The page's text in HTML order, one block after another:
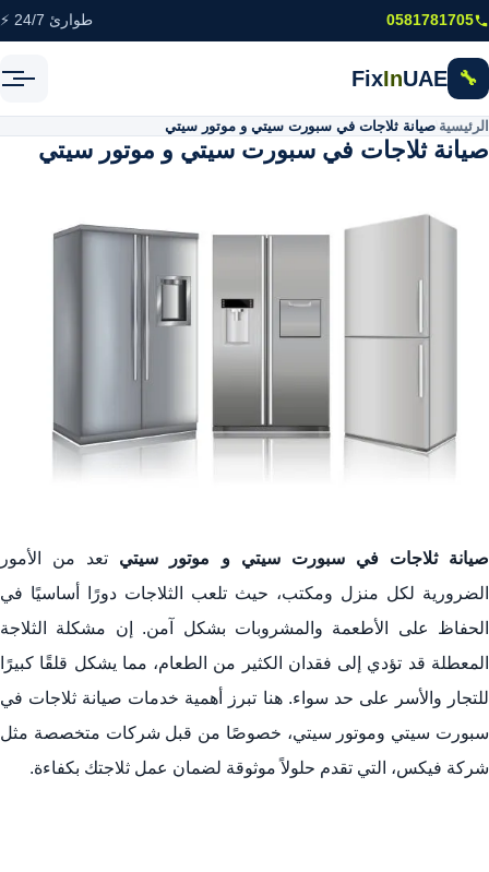
تخطى إلى المحتوى الرئيسي
0581781705 طوارئ 24/7 ⚡
🔧
FixInUAE
الرئيسية صيانة ثلاجات في سبورت سيتي و موتور سيتي
صيانة ثلاجات في سبورت سيتي و موتور سيتي
صيانة ثلاجات في سبورت سيتي و موتور سيتي تعد من الأمور
الضرورية لكل منزل ومكتب، حيث تلعب الثلاجات دورًا أساسيًا في
الحفاظ على الأطعمة والمشروبات بشكل آمن. إن مشكلة الثلاجة
المعطلة قد تؤدي إلى فقدان الكثير من الطعام، مما يشكل قلقًا كبيرًا
للتجار والأسر على حد سواء. هنا تبرز أهمية خدمات صيانة ثلاجات في
سبورت سيتي وموتور سيتي، خصوصًا من قبل شركات متخصصة مثل
شركة فيكس، التي تقدم حلولاً موثوقة لضمان عمل ثلاجتك بكفاءة.